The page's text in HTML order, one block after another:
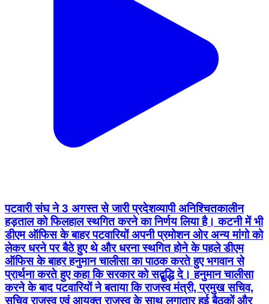
पटवारी संघ ने 3 अगस्त से जारी प्रदेशव्यापी अनिश्चितकालीन
प्रार्थना करते हुए कहा कि सरकार को सद्बुद्धि दे। हनुमान चालीसा
करने के बाद पटवारियों ने बताया कि राजस्व मंत्री, प्रमुख सचिव,
सचिव राजस्व एवं आयुक्त राजस्व के साथ लगातार हुई बैठकों और
सकारात्मक चर्चा के बाद यह फैसला लिया गया। संघ के अनुसार 6
अगस्त को भोपाल में आंदोलन संचालन समिति, जिला अध्यक्षों एवं
वरिष्ठ पदाधिकारियों की बैठक आयोजित की गई, जिसके बाद शासन
के वरिष्ठ अधिकारियों के साथ करीब तीन घंटे तक विस्तृत चर्चा
हुई।